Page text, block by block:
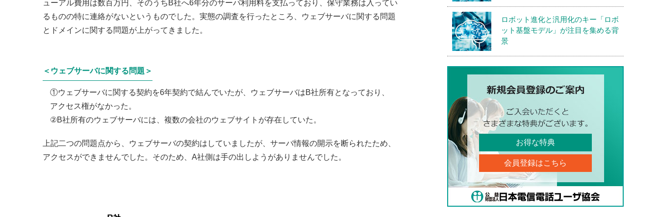
ューアル費用は数百万円、そのうちB社へ6年分のサーバ利用料を支払っており、保守業務は入ってい
るものの特に連絡がないというものでした。実態の調査を行ったところ、ウェブサーバに関する問題
とドメインに関する問題が上がってきました。
＜ウェブサーバに関する問題＞
①ウェブサーバに関する契約を6年契約で結んでいたが、ウェブサーバはB社所有となっており、
アクセス権がなかった。
②B社所有のウェブサーバには、複数の会社のウェブサイトが存在していた。
上記二つの問題点から、ウェブサーバの契約はしていましたが、サーバ情報の開示を断られたため、
アクセスができませんでした。そのため、A社側は手の出しようがありませんでした。
ロボット進化と汎用化のキー「ロボ
ット基盤モデル」が注目を集める背
景
お得な特典
会員登録はこちら